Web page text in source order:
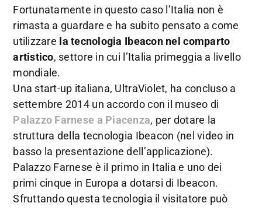
Fortunatamente in questo caso l’Italia non è
rimasta a guardare e ha subito pensato a come
utilizzare la tecnologia Ibeacon nel comparto
artistico, settore in cui l’Italia primeggia a livello
mondiale.
Una start-up italiana, UltraViolet, ha concluso a
settembre 2014 un accordo con il museo di
Palazzo Farnese a Piacenza, per dotare la
struttura della tecnologia Ibeacon (nel video in
basso la presentazione dell’applicazione).
Palazzo Farnese è il primo in Italia e uno dei
primi cinque in Europa a dotarsi di Ibeacon.
Sfruttando questa tecnologia il visitatore può